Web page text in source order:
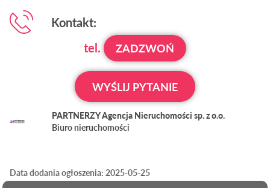
Kontakt:
tel.
ZADZWOŃ
WYŚLIJ PYTANIE
PARTNERZY Agencja Nieruchomości sp. z o.o.
Biuro nieruchomości
Data dodania ogłoszenia: 2025-05-25